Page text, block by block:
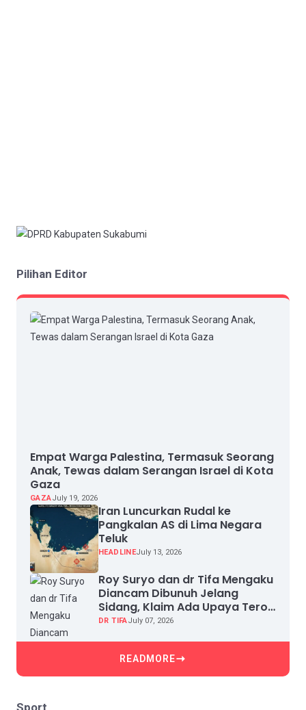
Pilihan Editor
Empat Warga Palestina, Termasuk Seorang
Anak, Tewas dalam Serangan Israel di Kota
Gaza
GAZAJuly 19, 2026
Iran Luncurkan Rudal ke
Pangkalan AS di Lima Negara
Teluk
HEADLINEJuly 13, 2026
Roy Suryo dan dr Tifa Mengaku
Diancam Dibunuh Jelang
Sidang, Klaim Ada Upaya Teror
dan Intimidasi
DR TIFAJuly 07, 2026
READMORE
Sport